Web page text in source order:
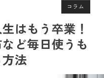
コラム
はもう卒業！
ど毎日使うも
法